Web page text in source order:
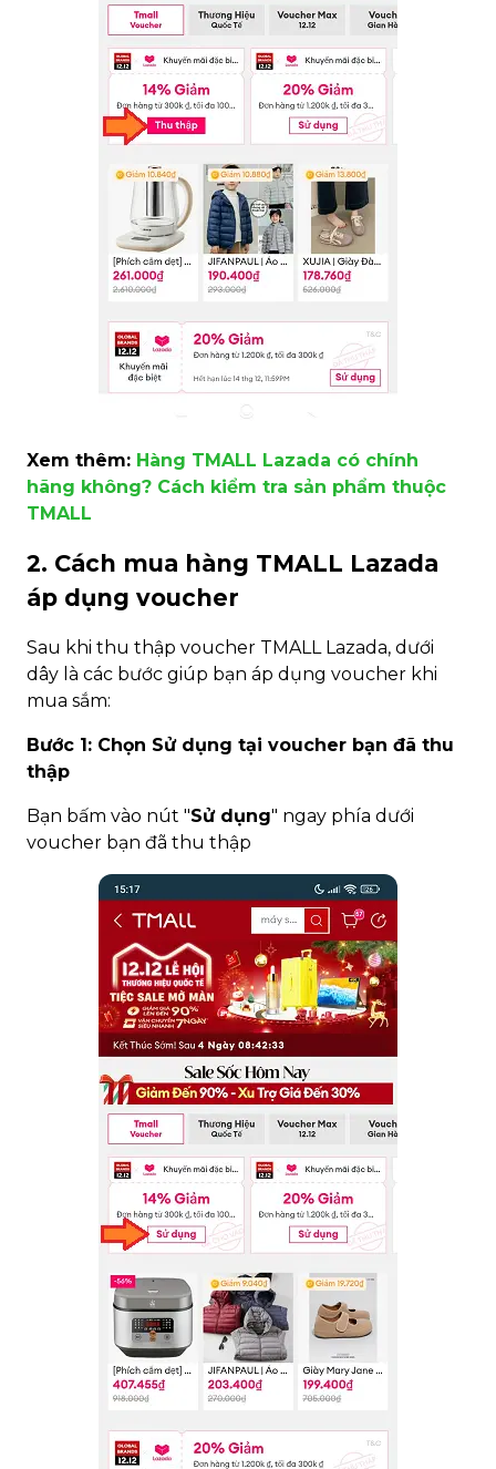
Xem thêm: Hàng TMALL Lazada có chính
hãng không? Cách kiểm tra sản phẩm thuộc
TMALL
2. Cách mua hàng TMALL Lazada
áp dụng voucher
Sau khi thu thập voucher TMALL Lazada, dưới
dây là các bước giúp bạn áp dụng voucher khi
mua sắm:
Bước 1: Chọn Sử dụng tại voucher bạn đã thu
thập
Bạn bấm vào nút "Sử dụng" ngay phía dưới
voucher bạn đã thu thập